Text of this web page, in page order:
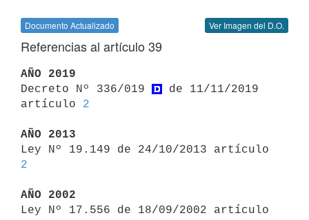
Documento Actualizado Ver Imagen del D.O.
Referencias al artículo 39
AÑO 2019
Decreto Nº 336/019
de 11/11/2019
artículo 2
AÑO 2013
2
AÑO 2002